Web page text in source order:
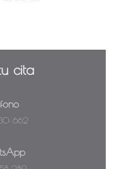
cita
662